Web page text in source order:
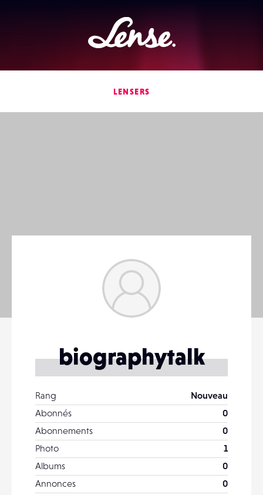
Lense
LENSERS
biographytalk
Rang
Nouveau
Abonnés
0
Abonnements
0
Photo
1
Albums
0
Annonces
0